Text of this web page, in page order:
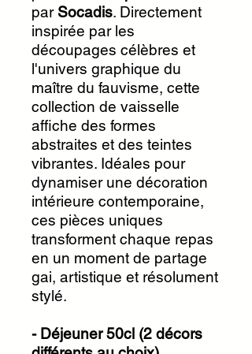
par Socadis. Directement
inspirée par les
découpages célèbres et
l'univers graphique du
maître du fauvisme, cette
collection de vaisselle
affiche des formes
abstraites et des teintes
vibrantes. Idéales pour
dynamiser une décoration
intérieure contemporaine,
ces pièces uniques
transforment chaque repas
en un moment de partage
gai, artistique et résolument
stylé.
- Déjeuner 50cl (2 décors